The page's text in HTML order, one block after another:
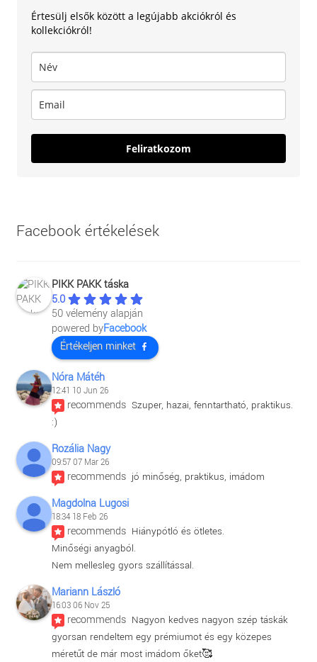
Értesülj elsők között a legújabb akciókról és
kollekciókról!
Feliratkozom
Facebook értékelések
PIKK PAKK táska
5.0
50 vélemény alapján
powered byFacebook
Értékeljen minket
Nóra Mátéh
12:41 10 Jun 26
recommends Szuper, hazai, fenntartható, praktikus.
:)
Rozália Nagy
09:57 07 Mar 26
recommends jó minőség, praktikus, imádom
Magdolna Lugosi
18:34 18 Feb 26
recommends Hiánypótló és ötletes.
Minőségi anyagból.
Nem mellesleg gyors szállítással.
Mariann László
16:03 06 Nov 25
recommends Nagyon kedves nagyon szép táskák
gyorsan rendeltem egy prémiumot és egy közepes
méretűt de már most imádom őket🥰